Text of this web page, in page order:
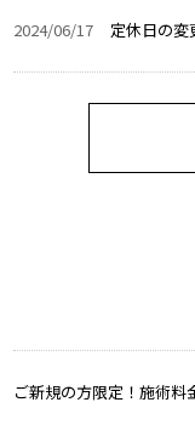
2024/06/17 定休日の変
ご新規の方限定！施術料